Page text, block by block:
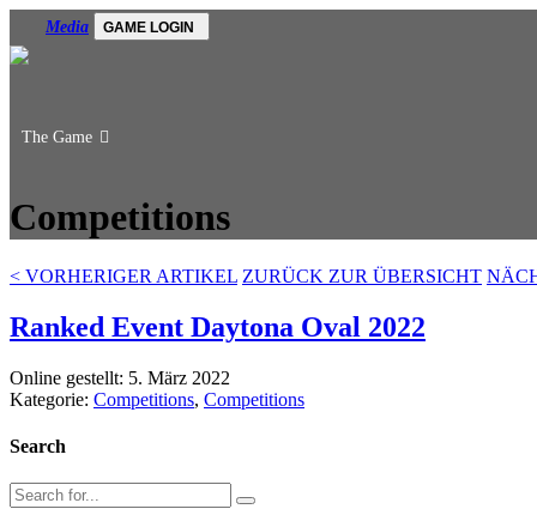
Media GAME LOGIN
The Game
Competitions
< VORHERIGER ARTIKEL ZURÜCK ZUR ÜBERSICHT
Ranked Event Daytona Oval 2022
Online gestellt: 5. März 2022
Kategorie: Competitions, Competitions
Search